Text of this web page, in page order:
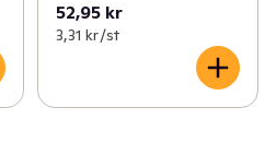
52,95 kr
3,31 kr /st